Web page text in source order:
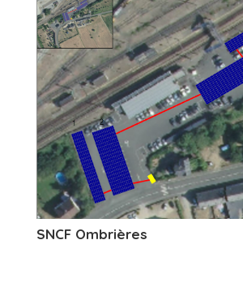
SNCF Ombrières